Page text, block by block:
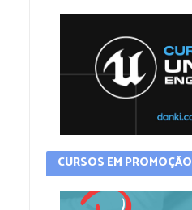
CURSOS EM PROMOÇÃO